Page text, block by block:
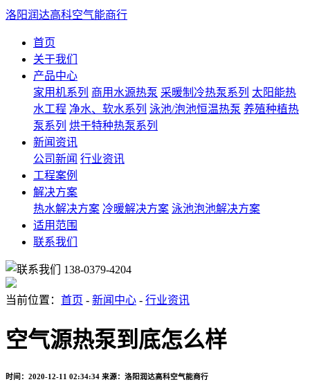
洛阳润达高科空气能商行
首页
关于我们
产品中心
家用机系列 商用水源热泵 采暖制冷热泵系列 太阳能热
水工程 净水、软水系列 泳池/泡池恒温热泵 养殖种植热
泵系列 烘干特种热泵系列
新闻资讯
公司新闻 行业资讯
工程案例
解决方案
热水解决方案 冷暖解决方案 泳池泡池解决方案
适用范围
联系我们
138-0379-4204
当前位置： 首页 - 新闻中心 - 行业资讯
空气源热泵到底怎么样
时间：2020-12-11 02:34:34 来源：洛阳润达高科空气能商行